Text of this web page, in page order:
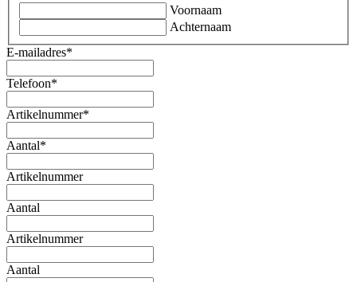
Voornaam
Achternaam
E-mailadres*
Telefoon*
Artikelnummer*
Aantal*
Artikelnummer
Aantal
Artikelnummer
Aantal